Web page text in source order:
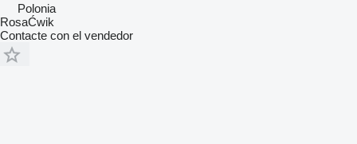
Polonia
RosaĆwik
Contacte con el vendedor